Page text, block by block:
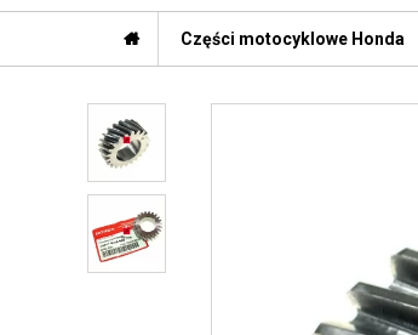
Części motocyklowe Honda